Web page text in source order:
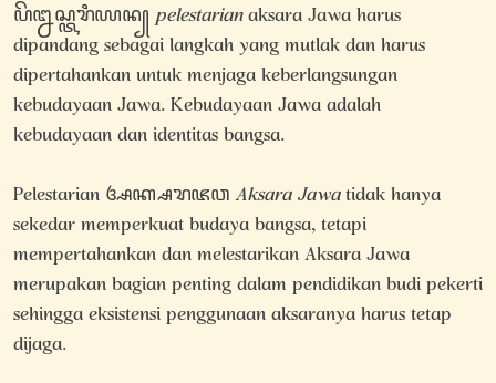
ꦥꦼꦊꦱ꧀ꦠꦫꦶꦪꦤ꧀pelestarianaksara Jawa harus
dipandang sebagai langkah yang mutlak dan harus
dipertahankan untuk menjaga keberlangsungan
kebudayaan Jawa. Kebudayaan Jawa adalah
kebudayaan dan identitas bangsa.
Pelestarian ꦄꦏ꧀ꦱꦫꦗꦮAksara Jawatidak hanya
sekedar memperkuat budaya bangsa, tetapi
mempertahankan dan melestarikan Aksara Jawa
merupakan bagian penting dalam pendidikan budi pekerti
sehingga eksistensi penggunaan aksaranya harus tetap
dijaga.